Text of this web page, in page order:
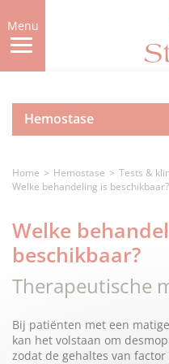
to
main
content
Menu
Hemostase
Home Hemostase Tests &
Welke behandeling is beschikbaar?
Welke
beschikbaar?
Therapeutische
Bij patiënten met een
kan het volstaan om
zodat de gehaltes van